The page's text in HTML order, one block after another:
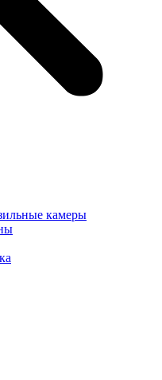
камеры